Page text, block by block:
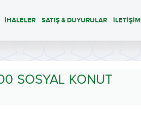
İHALELER SATIŞ & DUYURULAR İLETİŞİM
SOSYAL KONUT